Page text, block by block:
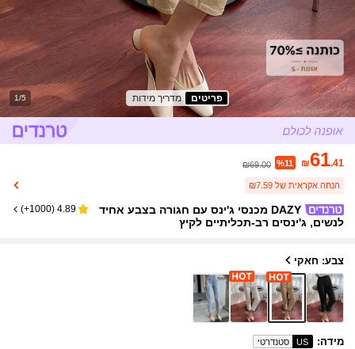
פריטים מדריך מידות 1/5
₪61.41
%11
₪69.00
הנחה אקראית של ₪7.59
DAZY מכנסי ג'ינס עם חגורה בצבע אחיד
לנשים, ג'ינסים רב-תכליתיים לקיץ
4.89
(
1000+
)
צבע: חאקי
מידה:
US סטנדרטי